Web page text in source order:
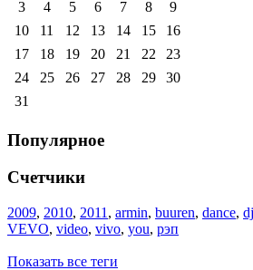
3
4 5 6 7 8
9
10
11 12 13 14 15
16
17
18 19 20 21 22
23
24
25 26 27 28 29
30
31
Популярное
Счетчики
2009, 2010, 2011 , armin, buuren, dance, dj
VEVO, video, vivo, you, рэп
Показать все теги